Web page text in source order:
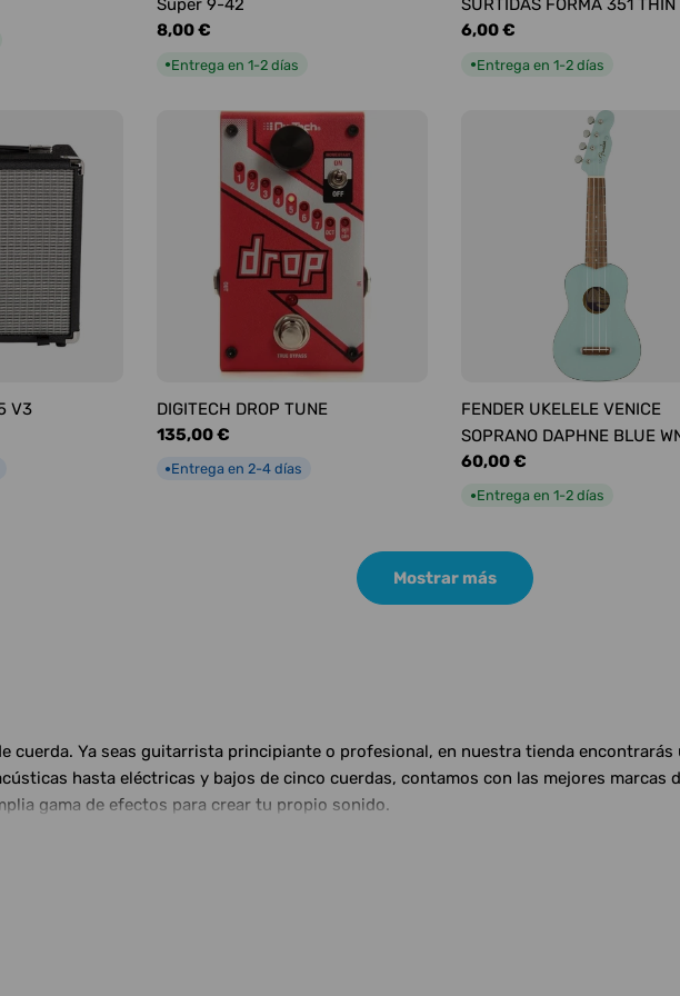
Super 9-42
Precio
8,00 €
●Entrega en 1-2 días
SURTIDAS FORMA 351 THIN
Precio
6,00 €
●Entrega en 1-2 días
V3
DIGITECH DROP TUNE
Precio
135,00 €
●Entrega en 2-4 días
FENDER UKELELE VENICE
SOPRANO DAPHNE BLUE
Precio
60,00 €
●Entrega en 1-2 días
Mostrar más
cuerda. Ya seas guitarrista principiante o profesional, en nuestra tienda
hasta eléctricas y bajos de cinco cuerdas, contamos con las mejores marcas
gama de efectos para crear tu propio sonido.